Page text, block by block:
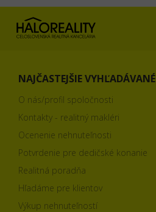
NAJČASTEJŠIE VYHĽADÁVANÉ
O nás/profil spoločnosti
Kontakty - realitný makléri
Ocenenie nehnuteľnosti
Potvrdenie pre dedičské konanie
Realitná poradňa
Hľadáme pre klientov
Výkup nehnuteľností